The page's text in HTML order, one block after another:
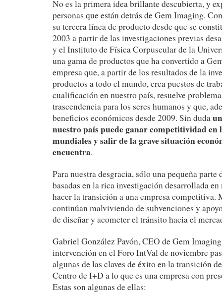
No es la primera idea brillante descubierta, y
personas que están detrás de Gem Imaging.
su tercera línea de producto desde que se
2003 a partir de las investigaciones previas
y el Instituto de Física Corpuscular de la
una gama de productos que ha convertido a
empresa que, a partir de los resultados de la
productos a todo el mundo, crea puestos de
cualificación en nuestro país, resuelve
trascendencia para los seres humanos y que,
beneficios económicos desde 2009. Sin duda
nuestro país puede ganar competitividad en
mundiales y salir de la grave situación
encuentra.
Para nuestra desgracia, sólo una pequeña parte
basadas en la rica investigación desarrollada
hacer la transición a una empresa competitiva.
continúan malviviendo de subvenciones y
de diseñar y acometer el tránsito hacia el
Gabriel González Pavón, CEO de Gem
intervención en el Foro IntVal de noviembre
algunas de las claves de éxito en la transición
Centro de I+D a lo que es una empresa con
Estas son algunas de ellas: